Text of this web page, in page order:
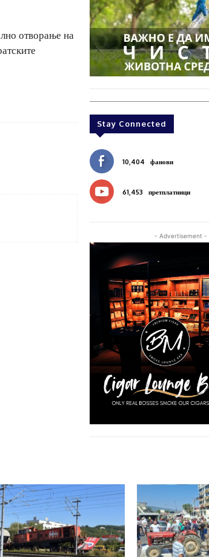
отворање на
Stay Connected
10,404 фанови
61,453 претплатници
- Advertisement -